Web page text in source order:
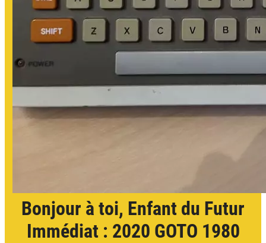
Bonjour à toi, Enfant du Futur
Immédiat : 2020 GOTO 1980